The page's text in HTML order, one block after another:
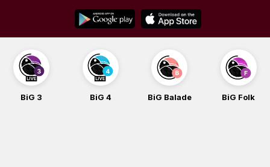
content
BiG 3 BiG 4 BiG Balade BiG Folk